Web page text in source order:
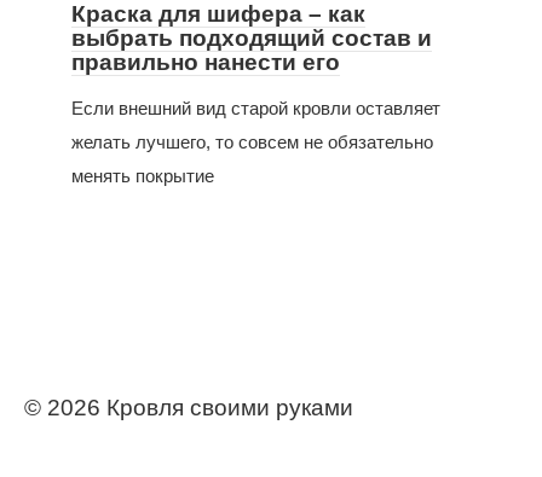
Краска для шифера – как
выбрать подходящий состав и
правильно нанести его
Если внешний вид старой кровли оставляет
желать лучшего, то совсем не обязательно
менять покрытие
© 2026 Кровля своими руками